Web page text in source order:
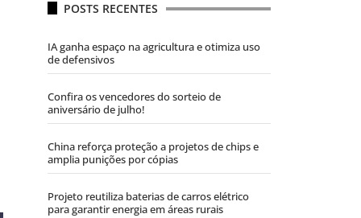
POSTS RECENTES
IA ganha espaço na agricultura e otimiza uso
de defensivos
Confira os vencedores do sorteio de
aniversário de julho!
China reforça proteção a projetos de chips e
amplia punições por cópias
Projeto reutiliza baterias de carros elétrico
para garantir energia em áreas rurais